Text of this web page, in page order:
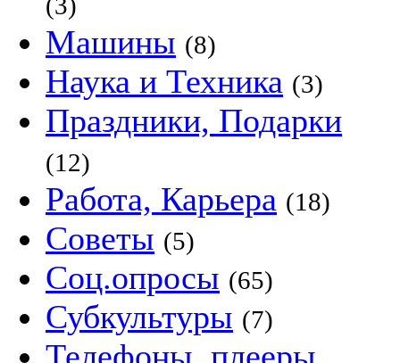
Машины (8)
Наука и Техника (3)
Праздники, Подарки
(12)
Работа, Карьера (18)
Советы (5)
Соц.опросы (65)
Субкультуры (7)